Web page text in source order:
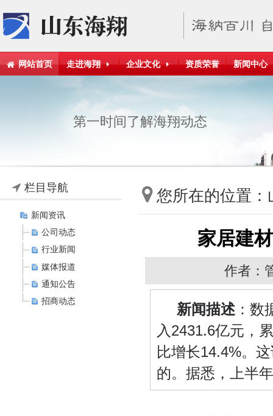
网站首页 走进海翔 企业文化 资质荣誉 新闻中心
第一时间了解海翔动态
栏目导航
新闻资讯
公司动态
行业新闻
媒体报道
通知公告
招商动态
您所在的位置：
家居建
作者：
新闻描述：数
入2431.6亿元，
比增长14.4%。
的。据悉，上半